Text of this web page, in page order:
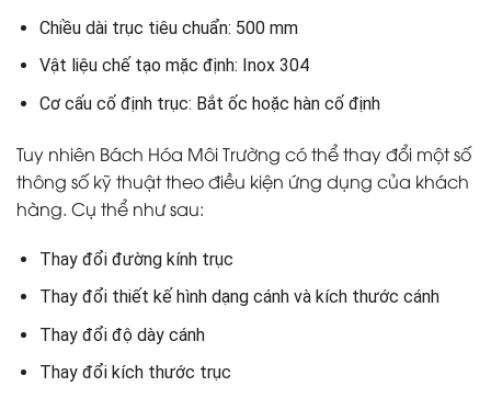
Chiều dài trục tiêu chuẩn: 500 mm
Vật liệu chế tạo mặc định: Inox 304
Cơ cấu cố định trục: Bắt ốc hoặc hàn cố định
Tuy nhiên Bách Hóa Môi Trường có thể thay đổi một số
thông số kỹ thuật theo điều kiện ứng dụng của khách
hàng. Cụ thể như sau:
Thay đổi đường kính trục
Thay đổi thiết kế hình dạng cánh và kích thước cánh
Thay đổi độ dày cánh
Thay đổi kích thước trục